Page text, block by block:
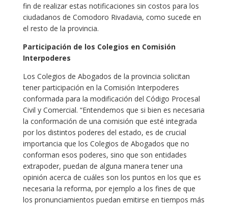
fin de realizar estas notificaciones sin costos para los
ciudadanos de Comodoro Rivadavia, como sucede en
el resto de la provincia.
Participación de los Colegios en Comisión
Interpoderes
Los Colegios de Abogados de la provincia solicitan
tener participación en la Comisión Interpoderes
conformada para la modificación del Código Procesal
Civil y Comercial. “Entendemos que si bien es necesaria
la conformación de una comisión que esté integrada
por los distintos poderes del estado, es de crucial
importancia que los Colegios de Abogados que no
conforman esos poderes, sino que son entidades
extrapoder, puedan de alguna manera tener una
opinión acerca de cuáles son los puntos en los que es
necesaria la reforma, por ejemplo a los fines de que
los pronunciamientos puedan emitirse en tiempos más